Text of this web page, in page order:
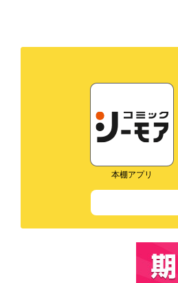
本棚アプリ